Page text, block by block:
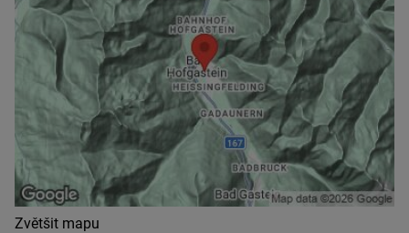
Zvětšit mapu